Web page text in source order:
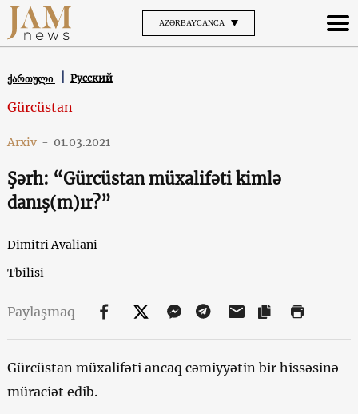
AZƏRBAYCANCA
ქართული Русский
Gürcüstan
Arxiv - 01.03.2021
Şərh: “Gürcüstan müxalifəti kimlə
danış(m)ır?”
Dimitri Avaliani
Tbilisi
Paylaşmaq
Gürcüstan müxalifəti ancaq cəmiyyətin bir hissəsinə
müraciət edib.